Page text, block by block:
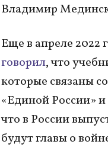
Владимир
Еще в апреле 2022
говорил, что
которые связаны
«Единой России»
что в России
будут главы о